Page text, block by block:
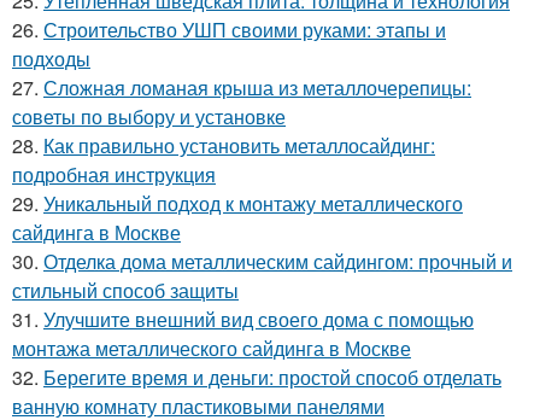
26. Строительство УШП своими руками: этапы и
подходы
27. Сложная ломаная крыша из металлочерепицы:
советы по выбору и установке
28. Как правильно установить металлосайдинг:
подробная инструкция
29. Уникальный подход к монтажу металлического
сайдинга в Москве
30. Отделка дома металлическим сайдингом: прочный и
стильный способ защиты
31. Улучшите внешний вид своего дома с помощью
монтажа металлического сайдинга в Москве
32. Берегите время и деньги: простой способ отделать
ванную комнату пластиковыми панелями